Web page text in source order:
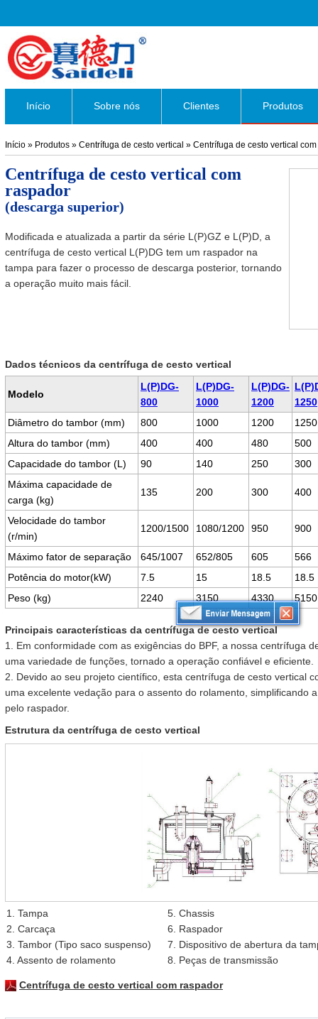
Início Sobre nós Clientes Produtos
Início » Produtos » Centrífuga de cesto vertical » Centrífuga de cesto vertical
Centrífuga de cesto vertical com
raspador
(descarga superior)
Modificada e atualizada a partir da série L(P)GZ e L(P)D, a
centrífuga de cesto vertical L(P)DG tem um raspador na
tampa para fazer o processo de descarga posterior, tornando
a operação muito mais fácil.
Dados técnicos da centrífuga de cesto vertical
Modelo
L(P)DG-
800
L(P)DG-
1000
L(P)DG-
1200
1250
Diâmetro do tambor (mm)
800 1000 1200
1250
Altura do tambor (mm)
400 400 480
500
Capacidade do tambor (L)
90 140 250
300
Máxima capacidade de
carga (kg)
135 200 300 400
Velocidade do tambor
(r/min)
1200/1500 1080/1200 950 900
Máximo fator de separação 645/1007 652/805 605
566
Potência do motor(kW)
7.5 15 18.5
18.5
Peso (kg)
2240 3150 4330 5150
Principais características da centrífuga de cesto vertical
1. Em conformidade com as exigências do BPF, a nossa centrífuga
uma variedade de funções, tornado a operação confiável e eficiente.
2. Devido ao seu projeto científico, esta centrífuga de cesto vertical
uma excelente vedação para o assento do rolamento, simplificando
pelo raspador.
Estrutura da centrífuga de cesto vertical
1. Tampa
2. Carcaça
3. Tambor (Tipo saco suspenso)
4. Assento de rolamento
5. Chassis
6. Raspador
7. Dispositivo de abertura da
8. Peças de transmissão
Centrífuga de cesto vertical com raspador